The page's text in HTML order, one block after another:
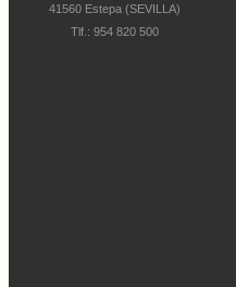
41560 Estepa (SEVILLA)
Tlf.: 954 820 500